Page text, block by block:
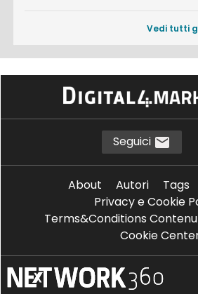
Vedi tutti
Seguici
About Autori Tags
Privacy e Cookie
Terms&Conditions
Cookie